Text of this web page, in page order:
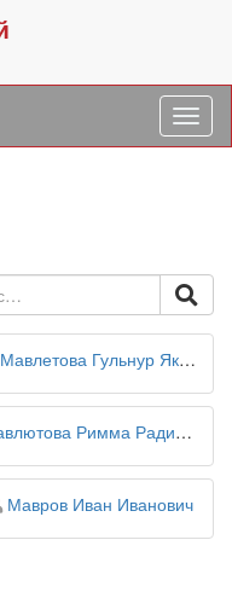
Мавлетова Гульнур Якуповна
Мавлютова Римма Радимовна
персона
Мавров Иван Иванович